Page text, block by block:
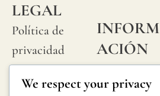
LEGAL
Política de
privacidad
Política de
INFORM
ACIÓN
Preguntas
frecuentes
We respect your privacy